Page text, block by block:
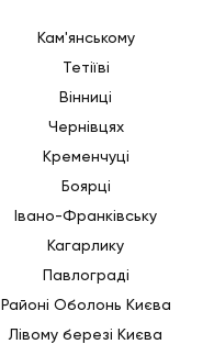
Кам'янському
Тетіїві
Вінниці
Чернівцях
Кременчуці
Боярці
Івано-Франківську
Кагарлику
Павлограді
Районі Оболонь Києва
Лівому березі Києва